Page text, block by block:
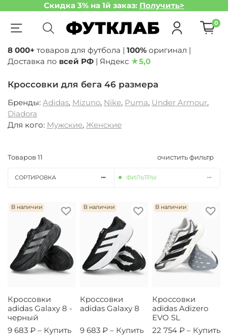
Скидка 3% на 1й заказ: Получить>
0
8 000+ товаров для футбола | 100% оригинал |
Доставка по всей РФ | Яндекс ★5,0
Кроссовки для бега 46 размера
Бренды: Adidas, Mizuno, Nike, Puma, Under Armour,
Diadora
Для кого: Мужские, Женские
Товаров 11 очистить фильтр
СОРТИРОВКА ФИЛЬТРЫ
В наличии
Кроссовки
adidas Galaxy 8 -
черный
9 683 ₽ – Купить
В наличии
Кроссовки
adidas Galaxy 8
9 683 ₽ – Купить
В наличии
Кроссовки
adidas Adizero
EVO SL
22 754 ₽ – Купить